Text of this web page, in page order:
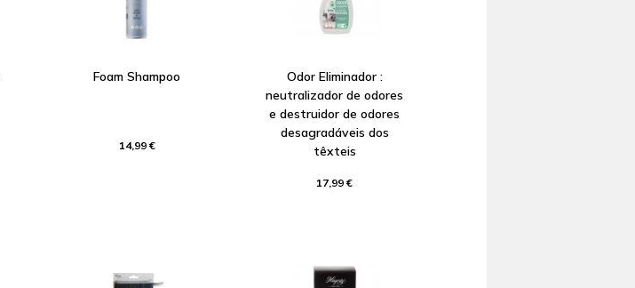
Foam Shampoo
14,99 €
Odor Eliminador :
neutralizador de odores
e destruidor de odores
desagradáveis dos
têxteis
17,99 €